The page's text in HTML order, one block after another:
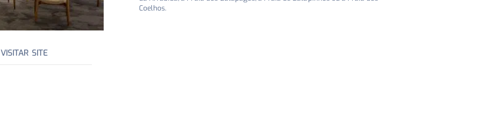
VISITAR SITE
Coelhos.